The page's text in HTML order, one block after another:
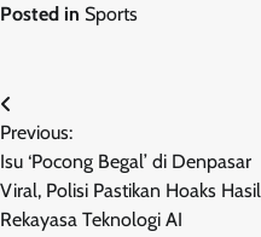
Posted in Sports
Post
navigation
Previous:
Isu ‘Pocong Begal’ di Denpasar
Viral, Polisi Pastikan Hoaks Hasil
Rekayasa Teknologi AI